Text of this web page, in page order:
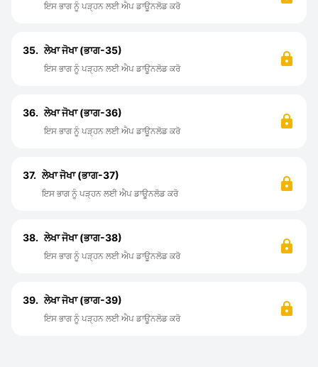
ਇਸ ਭਾਗ ਨੂੰ ਪੜ੍ਹਨ ਲਈ ਐਪ ਡਾਊਨਲੋਡ ਕਰੋ
35. ਲੇਖਾ ਜੋਖਾ (ਭਾਗ-35)
ਇਸ ਭਾਗ ਨੂੰ ਪੜ੍ਹਨ ਲਈ ਐਪ ਡਾਊਨਲੋਡ ਕਰੋ
36. ਲੇਖਾ ਜੋਖਾ (ਭਾਗ-36)
ਇਸ ਭਾਗ ਨੂੰ ਪੜ੍ਹਨ ਲਈ ਐਪ ਡਾਊਨਲੋਡ ਕਰੋ
37. ਲੇਖਾ ਜੋਖਾ (ਭਾਗ-37)
ਇਸ ਭਾਗ ਨੂੰ ਪੜ੍ਹਨ ਲਈ ਐਪ ਡਾਊਨਲੋਡ ਕਰੋ
38. ਲੇਖਾ ਜੋਖਾ (ਭਾਗ-38)
ਇਸ ਭਾਗ ਨੂੰ ਪੜ੍ਹਨ ਲਈ ਐਪ ਡਾਊਨਲੋਡ ਕਰੋ
39. ਲੇਖਾ ਜੋਖਾ (ਭਾਗ-39)
ਇਸ ਭਾਗ ਨੂੰ ਪੜ੍ਹਨ ਲਈ ਐਪ ਡਾਊਨਲੋਡ ਕਰੋ